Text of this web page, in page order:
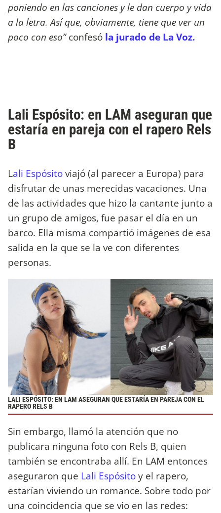
poniendo en las canciones y le dan cuerpo y vida
a la letra. Así que, obviamente, tiene que ver un
poco con eso”confesó la jurado de La Voz.
Lali Espósito: en LAM aseguran que
estaría en pareja con el rapero Rels
B
Lali Espósitoviajó (al parecer a Europa) para
disfrutar de unas merecidas vacaciones. Una
de las actividades que hizo la cantante junto a
un grupo de amigos, fue pasar el día en un
barco. Ella misma compartió imágenes de esa
salida en la que se la ve con diferentes
personas.
LALI ESPÓSITO: EN LAM ASEGURAN QUE ESTARÍA EN PAREJA CON EL
RAPERO RELS B
Sin embargo, llamó la atención que no
publicara ninguna foto con Rels B, quien
también se encontraba allí. En LAM entonces
aseguraron que Lali Espósitoy el rapero,
estarían viviendo un romance. Sobre todo por
una coincidencia que se vio en las redes: